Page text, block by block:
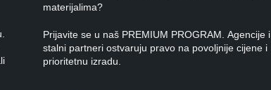
materijalima?
Prijavite se u naš PREMIUM PROGRAM. Agencije i
stalni partneri ostvaruju pravo na povoljnije cijene i
prioritetnu izradu.